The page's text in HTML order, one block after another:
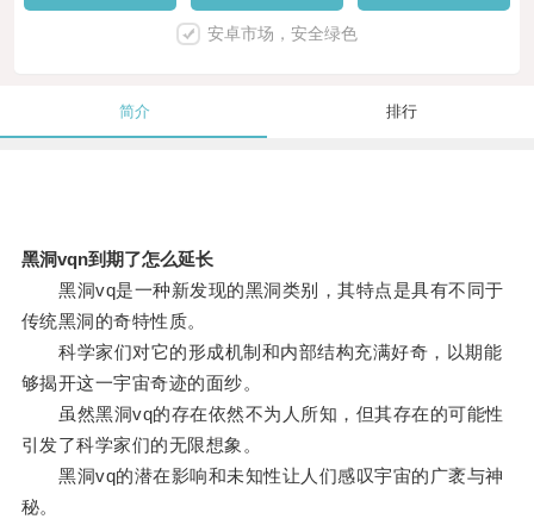
安卓市场，安全绿色
简介 排行
黑洞vqn到期了怎么延长
黑洞vq是一种新发现的黑洞类别，其特点是具有不同于
传统黑洞的奇特性质。
科学家们对它的形成机制和内部结构充满好奇，以期能
够揭开这一宇宙奇迹的面纱。
虽然黑洞vq的存在依然不为人所知，但其存在的可能性
引发了科学家们的无限想象。
黑洞vq的潜在影响和未知性让人们感叹宇宙的广袤与神
秘。